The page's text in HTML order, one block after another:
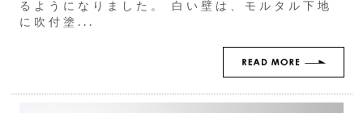
るようになりました。 白い壁は、モルタル下地
に吹付塗...